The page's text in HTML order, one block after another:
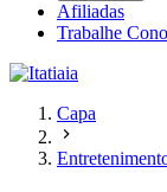
Afiliadas
Trabalhe
Capa